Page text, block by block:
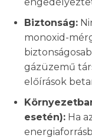
Biztonság:
monoxid-
gázüzemű
előírások
esetén): Ha